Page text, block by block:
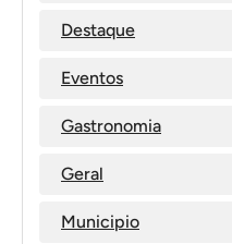
Destaque
Eventos
Gastronomia
Geral
Municipio